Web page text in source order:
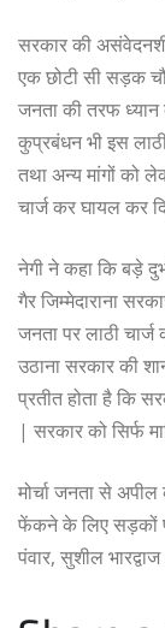
सरकार की
एक छोटी सी सड़क
जनता की तरफ
कुप्रबंधन भी इस
तथा अन्य मांगों को
चार्ज कर घायल कर
नेगी ने कहा कि बड़े
गैर जिम्मेदाराना
जनता पर लाठी
उठाना सरकार की
प्रतीत होता है कि
| सरकार को सिर्फ
मोर्चा जनता से
फेंकने के लिए सड़कों
पंवार, सुशील